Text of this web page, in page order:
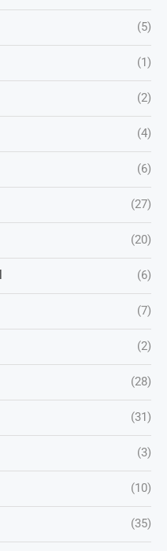
(5)
(1)
(2)
(4)
(6)
(27)
(20)
(6)
(7)
(2)
(28)
(31)
(3)
(10)
(35)